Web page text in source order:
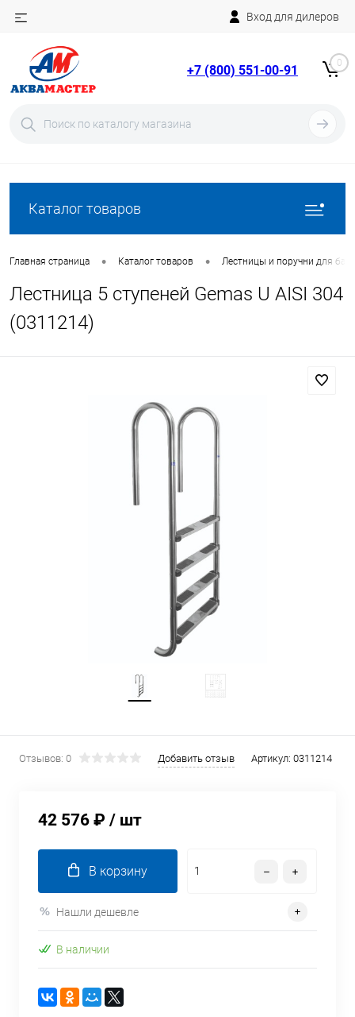
Вход для дилеров
+7 (800) 551-00-91 0
Каталог товаров
Главная страница • Каталог товаров • Лестницы и поручни для
Лестница 5 ступеней Gemas U AISI 304
(0311214)
Отзывов: 0 Добавить отзыв Артикул: 0311214
42 576 ₽ / шт
В корзину
Нашли дешевле
В наличии